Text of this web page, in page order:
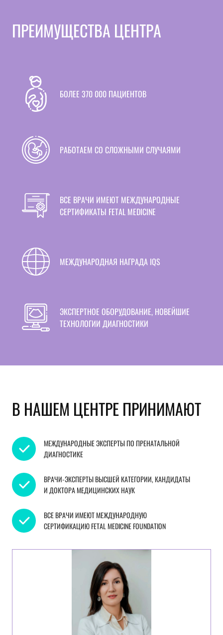
ПРЕИМУЩЕСТВА ЦЕНТРА
БОЛЕЕ 370 000 ПАЦИЕНТОВ
РАБОТАЕМ СО СЛОЖНЫМИ СЛУЧАЯМИ
ВСЕ ВРАЧИ ИМЕЮТ МЕЖДУНАРОДНЫЕ
СЕРТИФИКАТЫ FETAL MEDICINE
МЕЖДУНАРОДНАЯ НАГРАДА IQS
ЭКСПЕРТНОЕ ОБОРУДОВАНИЕ, НОВЕЙШИЕ
ТЕХНОЛОГИИ ДИАГНОСТИКИ
В НАШЕМ ЦЕНТРЕ ПРИНИМАЮТ
МЕЖДУНАРОДНЫЕ ЭКСПЕРТЫ ПО ПРЕНАТАЛЬНОЙ
ДИАГНОСТИКЕ
ВРАЧИ-ЭКСПЕРТЫ ВЫСШЕЙ КАТЕГОРИИ, КАНДИДАТЫ
И ДОКТОРА МЕДИЦИНСКИХ НАУК
ВСЕ ВРАЧИ ИМЕЮТ МЕЖДУНАРОДНУЮ
СЕРТИФИКАЦИЮ FETAL MEDICINE FOUNDATION